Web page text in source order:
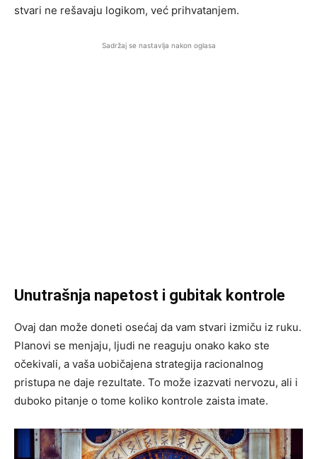
stvari ne rešavaju logikom, već prihvatanjem.
Sadržaj se nastavlja nakon oglasa
Unutrašnja napetost i gubitak kontrole
Ovaj dan može doneti osećaj da vam stvari izmiču iz ruku.
Planovi se menjaju, ljudi ne reaguju onako kako ste
očekivali, a vaša uobičajena strategija racionalnog
pristupa ne daje rezultate. To može izazvati nervozu, ali i
duboko pitanje o tome koliko kontrole zaista imate.